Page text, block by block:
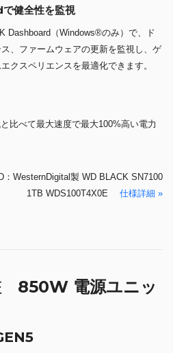
健全性を監視
Dashboard（Windows®のみ）で、ド
、ファームウェアの更新を監視し、ゲ
クスペリエンスを最適化できます。
比べて最大速度で最大100%高い電力
：WesternDigital製 WD BLACK SN7100
1TB WDS100T4X0E 仕様詳細 »
850W 電源ユニッ